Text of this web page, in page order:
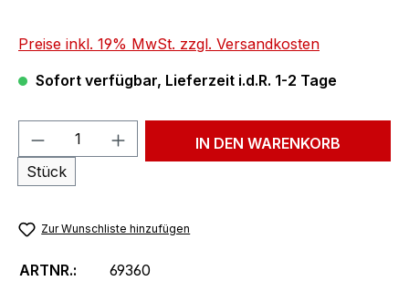
Preise inkl. 19% MwSt. zzgl. Versandkosten
Sofort verfügbar, Lieferzeit i.d.R. 1-2 Tage
Produkt Anzahl: Gib den
Stück
IN DEN WARENKORB
Zur Wunschliste hinzufügen
ARTNR.:
69360